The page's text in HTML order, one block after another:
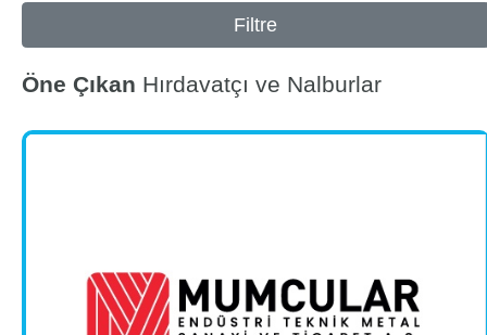
Filtre
Öne Çıkan Hırdavatçı ve Nalburlar